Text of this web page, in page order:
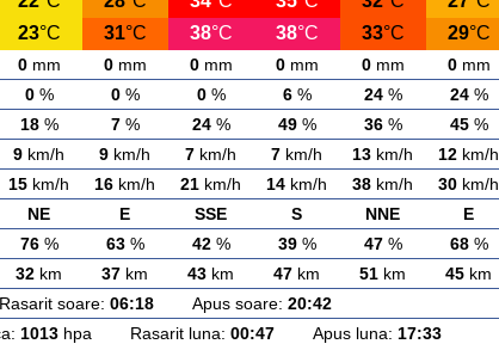
23°C 31°C 38°C 38°C 33°C 29°C
0mm 0mm 0mm 0mm 0mm 0mm
0% 0% 0% 6% 24% 24%
18% 7% 24% 49% 36% 45%
9 km/h 9 km/h 7 km/h 7 km/h 13 km/h 12 km/h
15 km/h 16 km/h 21 km/h 14 km/h 38 km/h 30 km/h
NE E SSE S NNE E
76% 63% 42% 39% 47% 68%
32 km 37 km 43 km 47 km 51 km 45 km
soare: 06:18 Apus soare: 20:42
1013 hpa Rasarit luna: 00:47 Apus luna: 17:33